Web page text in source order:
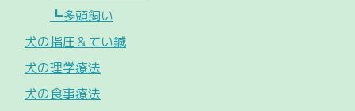
┗多頭飼い
犬の指圧＆てい鍼
犬の理学療法
犬の食事療法